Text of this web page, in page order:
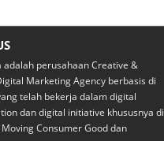
adalah perusahaan Creative &
Marketing Agency berbasis di
telah bekerja dalam digital
dan digital initiative khususnya di
Consumer Good dan